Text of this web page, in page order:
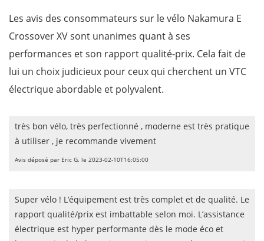
Les avis des consommateurs sur le vélo Nakamura E
Crossover XV sont unanimes quant à ses
performances et son rapport qualité-prix. Cela fait de
lui un choix judicieux pour ceux qui cherchent un VTC
électrique abordable et polyvalent.
très bon vélo, très perfectionné , moderne est très pratique
à utiliser , je recommande vivement
Avis déposé par Eric G. le 2023-02-10T16:05:00
Super vélo ! L’équipement est très complet et de qualité. Le
rapport qualité/prix est imbattable selon moi. L’assistance
électrique est hyper performante dès le mode éco et